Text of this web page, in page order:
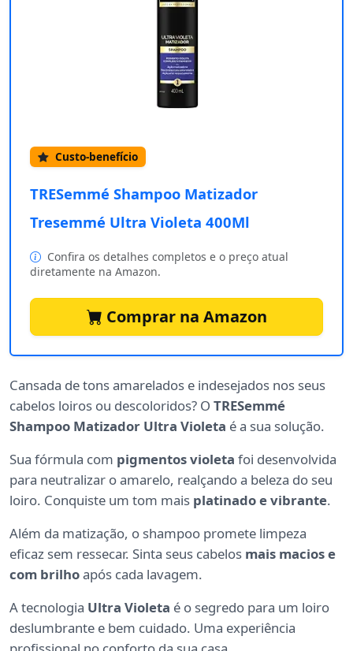
Custo-benefício
TRESemmé Shampoo Matizador
Tresemmé Ultra Violeta 400Ml
Confira os detalhes completos e o preço atual
diretamente na Amazon.
Comprar na Amazon
Cansada de tons amarelados e indesejados nos seus
cabelos loiros ou descoloridos? O TRESemmé
Shampoo Matizador Ultra Violeta é a sua solução.
Sua fórmula com pigmentos violeta foi desenvolvida
para neutralizar o amarelo, realçando a beleza do seu
loiro. Conquiste um tom mais platinado e vibrante.
Além da matização, o shampoo promete limpeza
eficaz sem ressecar. Sinta seus cabelos mais macios e
com brilhoapós cada lavagem.
A tecnologia Ultra Violeta é o segredo para um loiro
deslumbrante e bem cuidado. Uma experiência